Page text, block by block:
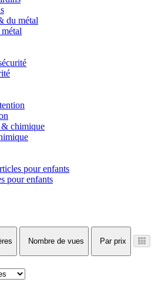
pour enfants
Nombre de vues Par prix